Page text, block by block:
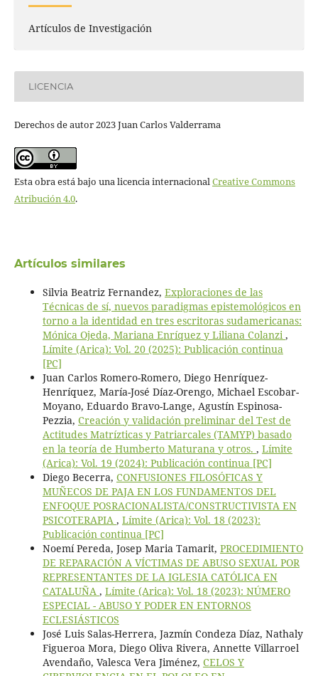
Artículos de Investigación
LICENCIA
Derechos de autor 2023 Juan Carlos Valderrama
Esta obra está bajo una licencia internacionalCreative Commons
Atribución 4.0.
Artículos similares
Silvia Beatriz Fernandez, Exploraciones de las
Técnicas de sí, nuevos paradigmas epistemológicos en
torno a la identidad en tres escritoras sudamericanas:
Mónica Ojeda, Mariana Enríquez y Liliana Colanzi,
Límite (Arica): Vol. 20 (2025): Publicación continua
[PC]
Juan Carlos Romero-Romero, Diego Henríquez-
Henríquez, María-José Díaz-Orengo, Michael Escobar-
Moyano, Eduardo Bravo-Lange, Agustín Espinosa-
Pezzia, Creación y validación preliminar del Test de
Actitudes Matrízticas y Patriarcales (TAMYP) basado
en la teoría de Humberto Maturana y otros. , Límite
(Arica): Vol. 19 (2024): Publicación continua [PC]
Diego Becerra, CONFUSIONES FILOSÓFICAS Y
MUÑECOS DE PAJA EN LOS FUNDAMENTOS DEL
ENFOQUE POSRACIONALISTA/CONSTRUCTIVISTA EN
PSICOTERAPIA , Límite (Arica): Vol. 18 (2023):
Publicación continua [PC]
Noemí Pereda, Josep Maria Tamarit, PROCEDIMIENTO
DE REPARACIÓN A VÍCTIMAS DE ABUSO SEXUAL POR
REPRESENTANTES DE LA IGLESIA CATÓLICA EN
CATALUÑA , Límite (Arica): Vol. 18 (2023): NÚMERO
ESPECIAL - ABUSO Y PODER EN ENTORNOS
ECLESIÁSTICOS
José Luis Salas-Herrera, Jazmín Condeza Díaz, Nathaly
Figueroa Mora, Diego Oliva Rivera, Annette Villarroel
Avendaño, Valesca Vera Jiménez, CELOS Y